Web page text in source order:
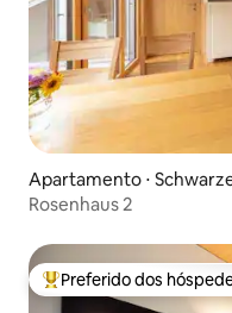
Apartamento ⋅
Rosenhaus 2
Entre os melhores
Preferido dos